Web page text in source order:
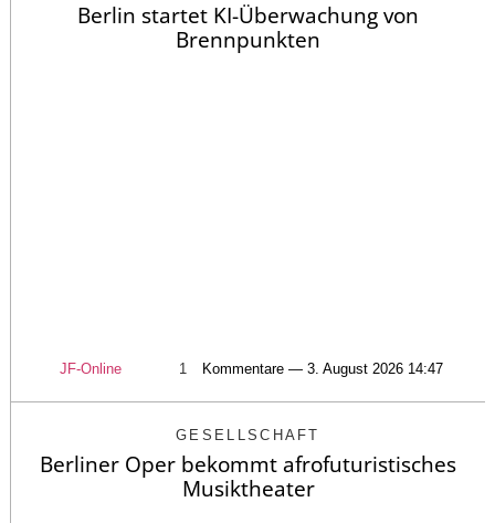
Berlin startet KI-Überwachung von
Brennpunkten
JF-Online 1 Kommentare — 3. August 2026 14:47
GESELLSCHAFT
Berliner Oper bekommt afrofuturistisches
Musiktheater